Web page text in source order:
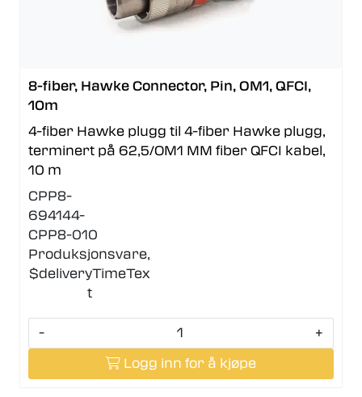
8-fiber, Hawke Connector, Pin, OM1, QFCI,
10m
4-fiber Hawke plugg til 4-fiber Hawke plugg,
terminert på 62,5/OM1 MM fiber QFCI kabel,
10 m
CPP8-
694144-
CPP8-010
Produksjonsvare,
$deliveryTimeTex
t
-
+
Logg inn for å kjøpe